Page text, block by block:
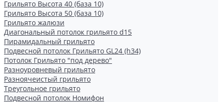
Грильято Высота 40 (база 10)
Грильято Высота 50 (база 10)
Грильято жалюзи
Диагональный потолок грильято d15
Пирамидальный грильято
Подвесной потолок Грильято GL24 (h34)
Потолок Грильято "под дерево"
Разноуровневый грильято
Разноячеистый грильято
Треугольное грильято
Подвесной потолок Номифон